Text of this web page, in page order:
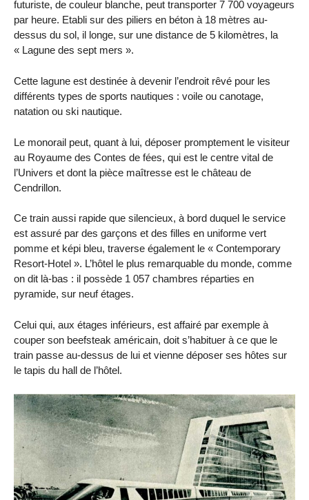
futuriste, de couleur blanche, peut transporter 7 700 voyageurs
par heure. Etabli sur des piliers en béton à 18 mètres au-
dessus du sol, il longe, sur une distance de 5 kilomètres, la
« Lagune des sept mers ».
Cette lagune est destinée à devenir l’endroit rêvé pour les
différents types de sports nautiques : voile ou canotage,
natation ou ski nautique.
Le monorail peut, quant à lui, déposer promptement le visiteur
au Royaume des Contes de fées, qui est le centre vital de
l’Univers et dont la pièce maîtresse est le château de
Cendrillon.
Ce train aussi rapide que silencieux, à bord duquel le service
est assuré par des garçons et des filles en uniforme vert
pomme et képi bleu, traverse également le « Contemporary
Resort-Hotel ». L’hôtel le plus remarquable du monde, comme
on dit là-bas : il possède 1 057 chambres réparties en
pyramide, sur neuf étages.
Celui qui, aux étages inférieurs, est affairé par exemple à
couper son beefsteak américain, doit s’habituer à ce que le
train passe au-dessus de lui et vienne déposer ses hôtes sur
le tapis du hall de l’hôtel.